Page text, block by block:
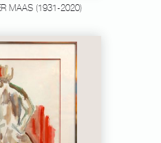
MAAS (1931-2020)